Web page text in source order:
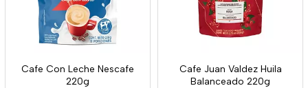
Cafe Con Leche Nescafe
220g
Cafe Juan Valdez Huila
Balanceado 220g